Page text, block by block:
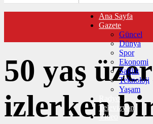
FOTO GALERİ
VIDEO GALERİ
TRAFİK
NÖBETÇİ
CANLI
HABER
BURÇLAR
İLETİŞİM
Ana Sayfa
Gazete
Güncel
Dünya
Spor
Ekonomi
Sağlık
Teknoloji
Yaşam
Radyo
Televizyon
Video
50 yaş
izlerken